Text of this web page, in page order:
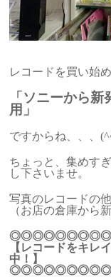
レコードを買い始
「ソニーから
用」
ですからね、、、
ちょっと、集めす
し下さいませ。
写真のレコードの
（お店の倉庫から
【レコードをキレ
中！】